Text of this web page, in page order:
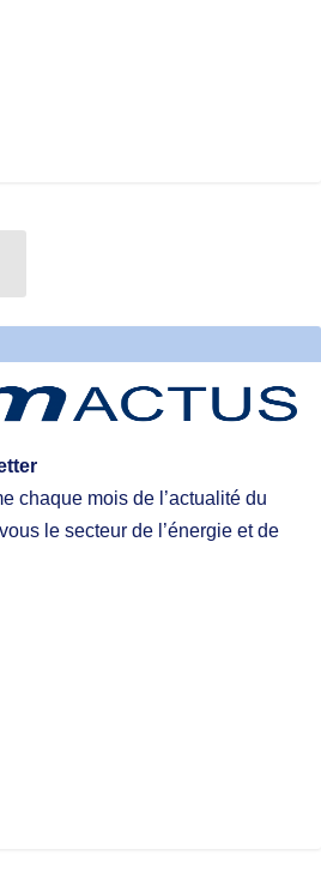
chaque mois de l’actualité du
le secteur de l’énergie et de